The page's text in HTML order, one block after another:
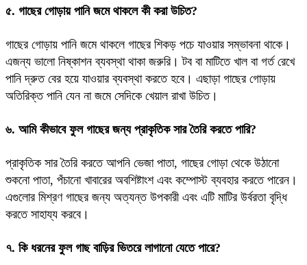
৫. গাছের গোড়ায় পানি জমে থাকলে কী করা উচিত?
গাছের গোড়ায় পানি জমে থাকলে গাছের শিকড় পচে যাওয়ার সম্ভাবনা থাকে।
এজন্য ভালো নিষ্কাশন ব্যবস্থা থাকা জরুরি। টব বা মাটিতে খাল বা গর্ত রেখে
পানি দ্রুত বের হয়ে যাওয়ার ব্যবস্থা করতে হবে। এছাড়া গাছের গোড়ায়
অতিরিক্ত পানি যেন না জমে সেদিকে খেয়াল রাখা উচিত।
৬. আমি কীভাবে ফুল গাছের জন্য প্রাকৃতিক সার তৈরি করতে পারি?
প্রাকৃতিক সার তৈরি করতে আপনি ভেজা পাতা, গাছের গোড়া থেকে উঠানো
শুকনো পাতা, পঁচানো খাবারের অবশিষ্টাংশ এবং কম্পোস্ট ব্যবহার করতে পারেন।
এগুলোর মিশ্রণ গাছের জন্য অত্যন্ত উপকারী এবং এটি মাটির উর্বরতা বৃদ্ধি
করতে সাহায্য করবে।
৭. কি ধরনের ফুল গাছ বাড়ির ভিতরে লাগানো যেতে পারে?